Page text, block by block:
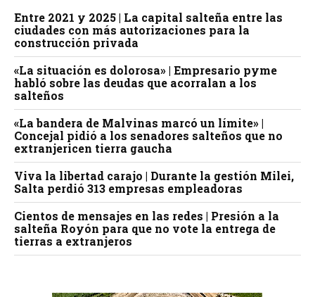
Entre 2021 y 2025 | La capital salteña entre las
ciudades con más autorizaciones para la
construcción privada
«La situación es dolorosa» | Empresario pyme
habló sobre las deudas que acorralan a los
salteños
«La bandera de Malvinas marcó un límite» |
Concejal pidió a los senadores salteños que no
extranjericen tierra gaucha
Viva la libertad carajo | Durante la gestión Milei,
Salta perdió 313 empresas empleadoras
Cientos de mensajes en las redes | Presión a la
salteña Royón para que no vote la entrega de
tierras a extranjeros